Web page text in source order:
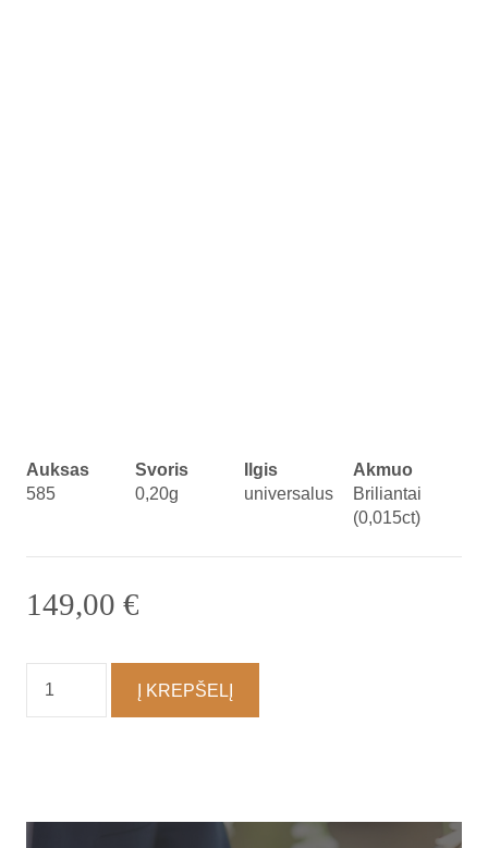
Auksas
585
Svoris
0,20g
Ilgis
universalus
Akmuo
Briliantai
(0,015ct)
149,00 €
kiekis:
Apyrankė
Į KREPŠELĮ